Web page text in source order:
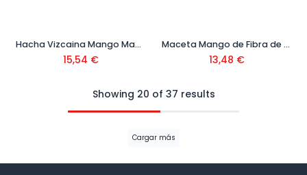
Hacha Vizcaina Mango Madera
15,54 €
Maceta Mango de Fibra de Vidrio
13,48 €
Showing 20 of 37 results
Cargar más